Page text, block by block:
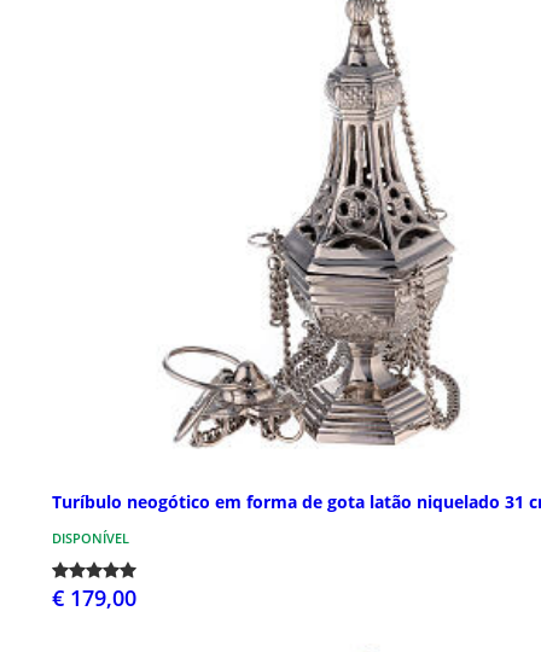
Turíbulo neogótico em forma de gota latão niquelado 31
DISPONÍVEL
€ 179,00